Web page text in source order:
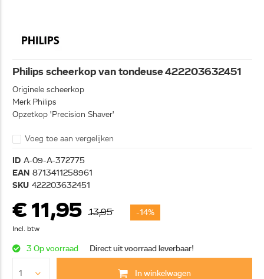
Philips scheerkop van tondeuse 422203632451
Originele scheerkop
Merk Philips
Opzetkop 'Precision Shaver'
Voeg toe aan vergelijken
ID A-09-A-372775
EAN 8713411258961
SKU 422203632451
€ 11,95 13,95 -14%
Incl. btw
3 Op voorraad Direct uit voorraad leverbaar!
In winkelwagen